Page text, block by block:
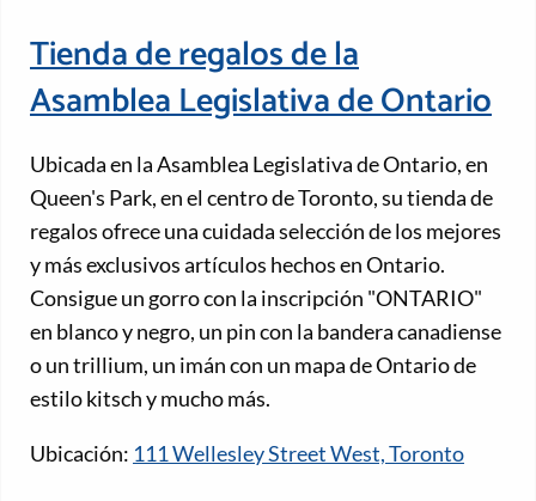
Tienda de regalos de la
Asamblea Legislativa de Ontario
Ubicada en la Asamblea Legislativa de Ontario, en
Queen's Park, en el centro de Toronto, su tienda de
regalos ofrece una cuidada selección de los mejores
y más exclusivos artículos hechos en Ontario.
Consigue un gorro con la inscripción "ONTARIO"
en blanco y negro, un pin con la bandera canadiense
o un trillium, un imán con un mapa de Ontario de
estilo kitsch y mucho más.
Ubicación: 111 Wellesley Street West, Toronto